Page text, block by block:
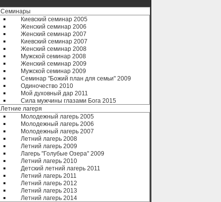
Семинары
Киевский семинар 2005
Женский семинар 2006
Женский семинар 2007
Киевский семинар 2007
Женский семинар 2008
Мужской семинар 2008
Женский семинар 2009
Мужской семинар 2009
Семинар "Божий план для семьи" 2009
Одиночество 2010
Мой духовный дар 2011
Сила мужчины глазами Бога 2015
Летние лагеря
Молодежный лагерь 2005
Молодежный лагерь 2006
Молодежный лагерь 2007
Летний лагерь 2008
Летний лагерь 2009
Лагерь "Голубые Озера" 2009
Летний лагерь 2010
Детский летний лагерь 2011
Летний лагерь 2011
Летний лагерь 2012
Летний лагерь 2013
Летний лагерь 2014